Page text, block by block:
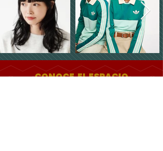
CONOCE EL ESPACIO